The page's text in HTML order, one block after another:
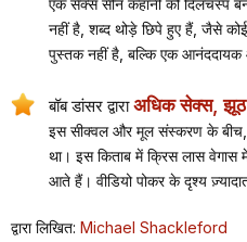
एक सेक्स सीन कहानी को दिलचस्प
नहीं है, शब्द थोड़े छिपे हुए हैं, जैसे कोई
पुस्तक नहीं है, बल्कि एक आनंददायक
बॉब डांसर द्वाराअधिक सेक्स, झूठ
इस सीक्वल और मूल संस्करण के
था। इस किताब में क्रिस लास वेगास
आते हैं। वीडियो पोकर के दृश्य
द्वारा लिखित: Michael Shackleford